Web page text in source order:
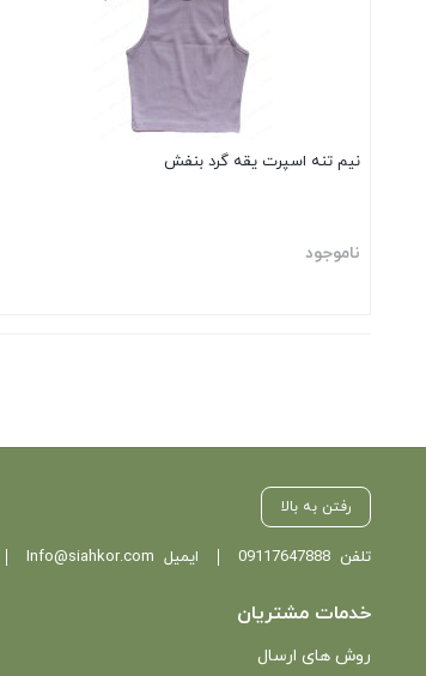
نیم تنه اسپرت یقه گرد بنفش
ناموجود
رفتن به بالا
تلفن09117647888 ایمیل Info@siahkor.com
خدمات مشتریان
روش های ارسال